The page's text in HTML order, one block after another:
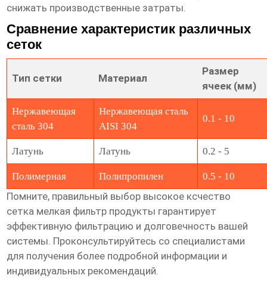
снижать производственные затраты.
Сравнение характеристик различных
сеток
Тип сетки Материал
Размер
ячеек (мм)
Нержавеющая
сталь 304
Нержавеющая сталь
AISI 304
0.1 - 10
Латунь Латунь 0.2 - 5
Полимерная Полипропилен 0.5 - 10
Помните, правильный выбор высокое ксчество
сетка мелкая фильтр продукты гарантирует
эффективную фильтрацию и долговечность вашей
системы. Проконсультируйтесь со специалистами
для получения более подробной информации и
индивидуальных рекомендаций.